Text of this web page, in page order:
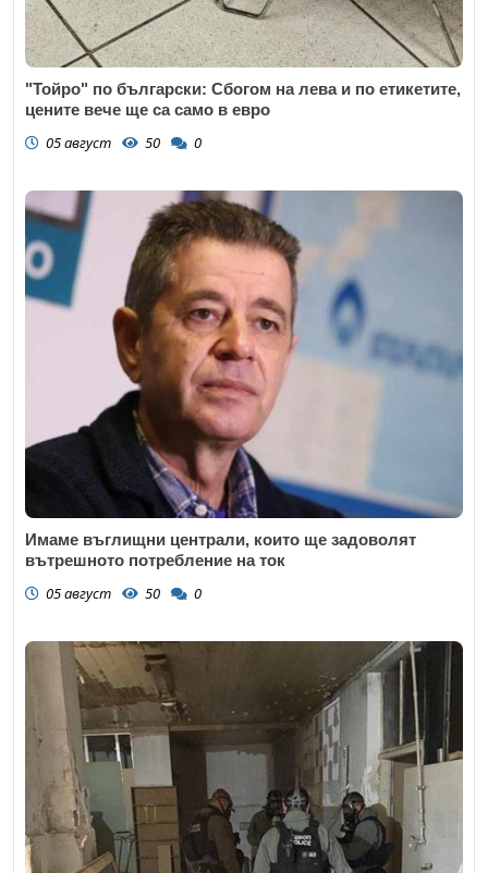
"Тойро" по български: Сбогом на лева и по етикетите,
цените вече ще са само в евро
05 август 50 0
Имаме въглищни централи, които ще задоволят
вътрешното потребление на ток
05 август 50 0